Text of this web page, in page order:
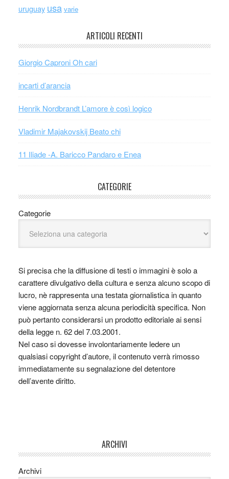
uruguay usa varie
ARTICOLI RECENTI
Giorgio Caproni Oh cari
incarti d’arancia
Henrik Nordbrandt L’amore è così logico
Vladimir Majakovskij Beato chi
11 Iliade -A. Baricco Pandaro e Enea
CATEGORIE
Categorie
Si precisa che la diffusione di testi o immagini è solo a
carattere divulgativo della cultura e senza alcuno scopo di
lucro, nè rappresenta una testata giornalistica in quanto
viene aggiornata senza alcuna periodicità specifica. Non
può pertanto considerarsi un prodotto editoriale ai sensi
della legge n. 62 del 7.03.2001.
Nel caso si dovesse involontariamente ledere un
qualsiasi copyright d’autore, il contenuto verrà rimosso
immediatamente su segnalazione del detentore
dell’avente diritto.
ARCHIVI
Archivi